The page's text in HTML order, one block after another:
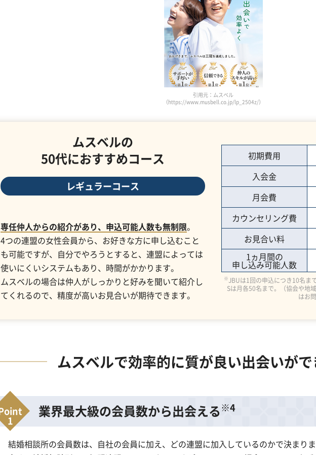
引用元：ムスベル
（https://www.musbell.co.jp/lp_2504z/）
ムスベルの
50代におすすめコース
レギュラーコース
専任仲人からの紹介があり、申込可能人数も無制限。
4つの連盟の女性会員から、お好きな方に申し込むこと
も可能ですが、自分でやろうとすると、連盟によっては
使いにくいシステムもあり、時間がかかります。
ムスベルの場合は仲人がしっかりと好みを聞いて紹介し
てくれるので、精度が高いお見合いが期待できます。
初期費用
入会金
月会費
カウンセリング費
お見合い料
1ヵ月間の
申し込み可能人数
※JBUは1回の申込につき10名ま
Sは月各50名まで。（協会や地
はお
ムスベルで効率的に質が良い出会いが
業界最大級の会員数から出会える※4
結婚相談所の会員数は、自社の会員に加え、どの連盟に加入しているのかで決まりま